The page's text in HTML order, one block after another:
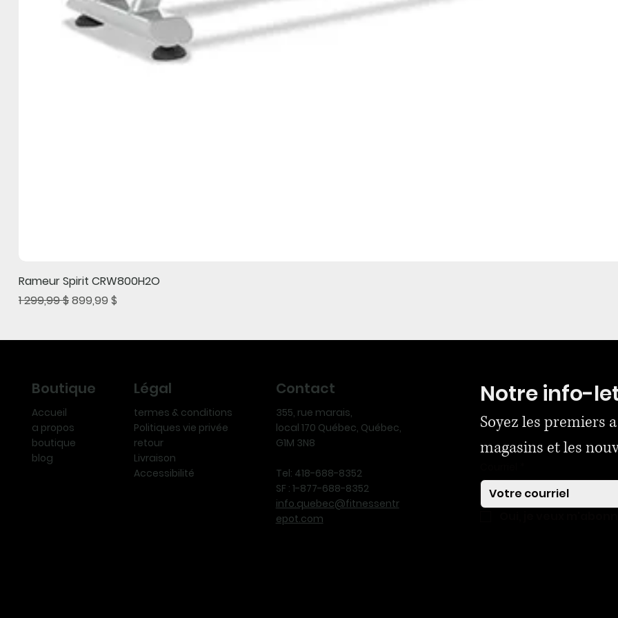
Rameur Spirit CRW800H2O
Prix original
1 299,99 $Prix promotionnel
899,99 $
Boutique
Accueil
a propos
boutique
blog
Légal
termes & conditions
Politiques vie privée
retour
Livraison
Accessibilité
Contact
355, rue marais,
local 170 Québec, Québec,
G1M 3N8
Tel: 418-688-8352
SF : 1-877-688-8352
info.quebec@fitnessentr
epot.com
Notre info-
Soyez les premiers
magasins et les